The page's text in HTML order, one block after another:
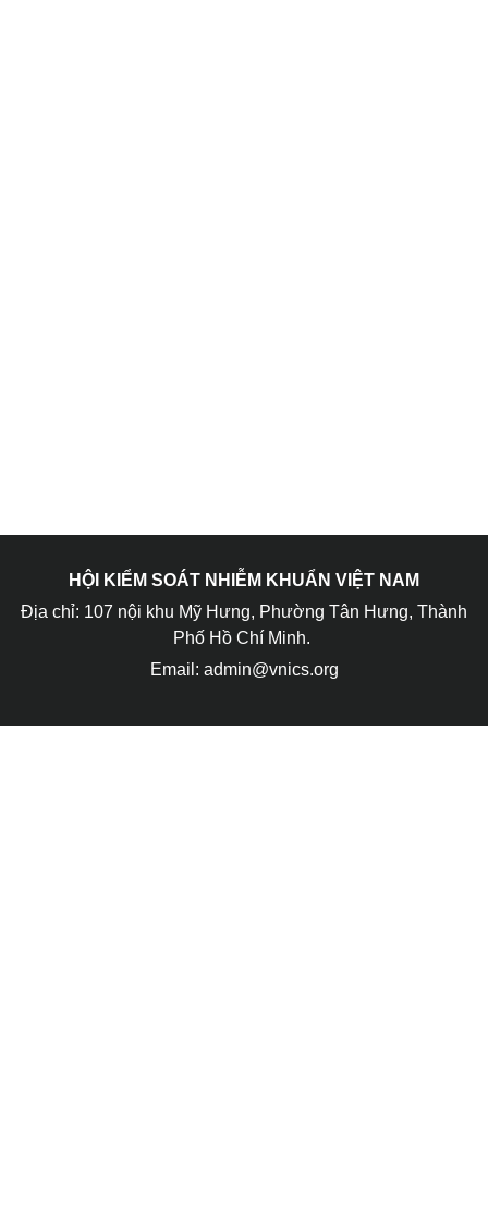
HỘI KIỂM SOÁT NHIỄM KHUẨN VIỆT NAM
Địa chỉ: 107 nội khu Mỹ Hưng, Phường Tân Hưng, Thành
Phố Hồ Chí Minh.
Email: admin@vnics.org
Menu